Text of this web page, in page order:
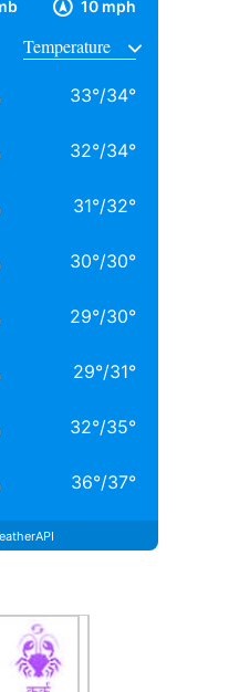
पूरा किया, जहां उनके
अभिषेक कपूर भी पढ़ाई कर
मां से भी ज्यादा
बेटियों ने लूटी महफिल
नानी-परनानी कोठे पर
10 mph
33°/34°
32°/34°
31°/32°
30°/30°
29°/30°
29°/31°
32°/35°
36°/37°